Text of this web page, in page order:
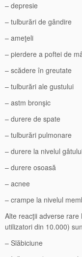
– depresie
– tulburări de gândire
– ameţeli
– pierdere a poftei de
– scădere în greutate
– tulburări ale gustului
– astm bronşic
– durere de spate
– tulburări pulmonare
– durere la nivelul
– durere osoasă
– acnee
– crampe la nivelul
Alte reacţii adverse
utilizatori din 10.000)
– Slăbiciune